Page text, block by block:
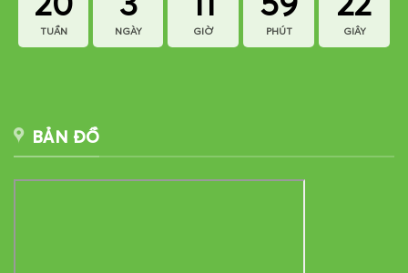
TUẦN NGÀY GIỜ PHÚT GIÂY
BẢN ĐỒ